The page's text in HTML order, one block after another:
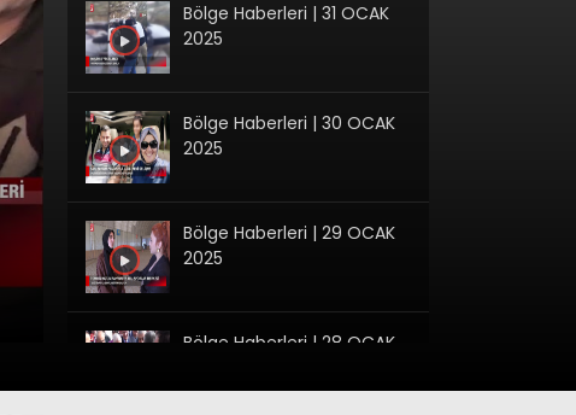
Bölge Haberleri | 31 OCAK
2025
Bölge Haberleri | 30 OCAK
2025
Bölge Haberleri | 29 OCAK
2025
Bölge Haberleri | 28 OCAK